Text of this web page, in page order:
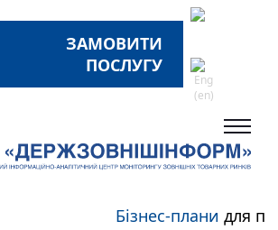
ЗАМОВИТИ
ПОСЛУГУ
Бізнес-планидля